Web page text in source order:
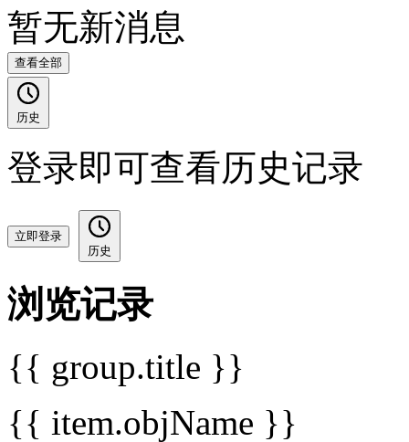
暂无新消息
查看全部
历史
登录即可查看历史记录
立即登录
历史
浏览记录
{{ group.title }}
{{ item.objName }}